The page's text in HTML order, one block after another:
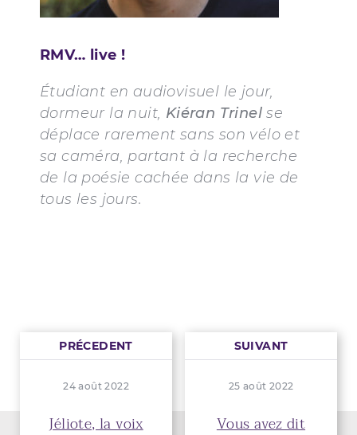
RMV… live !
Étudiant en audiovisuel le jour,
dormeur la nuit, Kiéran Trinelse
déplace rarement sans son vélo et
sa caméra, partant à la recherche
de la poésie cachée dans la vie de
tous les jours.
PRÉCEDENT
24 août 2022
Jéliote, la voix
SUIVANT
25 août 2022
Vous avez dit